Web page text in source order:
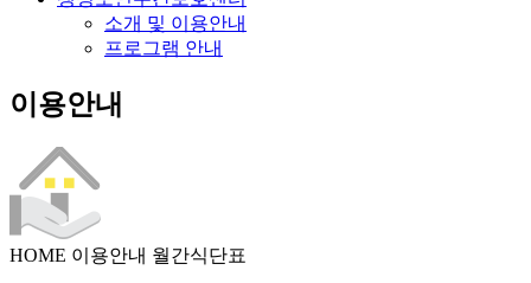
소개 및 이용안내
프로그램 안내
이용안내
HOME 이용안내 월간식단표